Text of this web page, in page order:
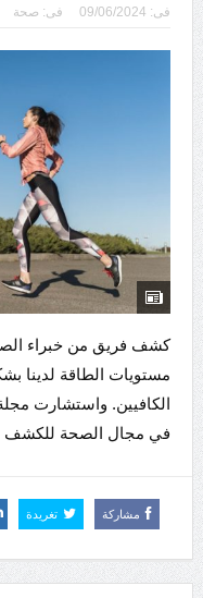
فى: 09/06/2024 فى: صحة
كشف فريق من خبراء
مستويات الطاقة لدينا
في مجال الصحة للكشف
مشاركة تغريدة